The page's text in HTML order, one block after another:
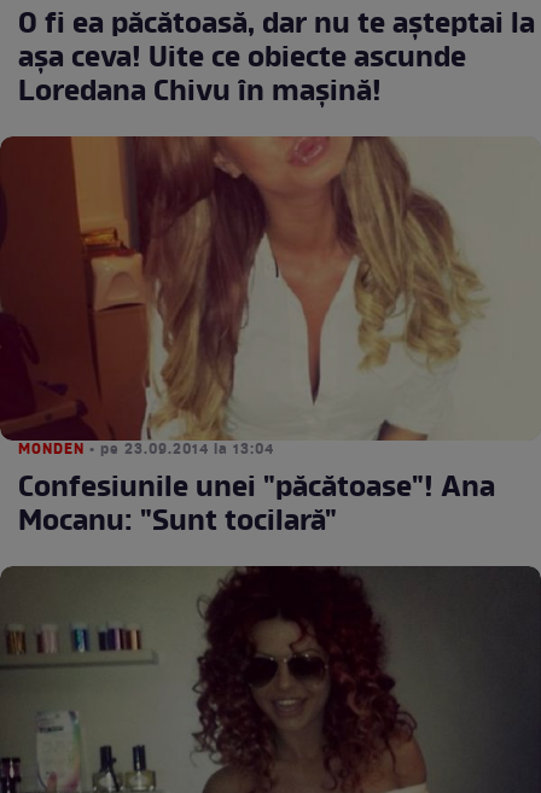
O fi ea păcătoasă, dar nu te aşteptai la
aşa ceva! Uite ce obiecte ascunde
Loredana Chivu în maşină!
MONDEN • pe 23.09.2014 la 13:04
Confesiunile unei "păcătoase"! Ana
Mocanu: "Sunt tocilară"